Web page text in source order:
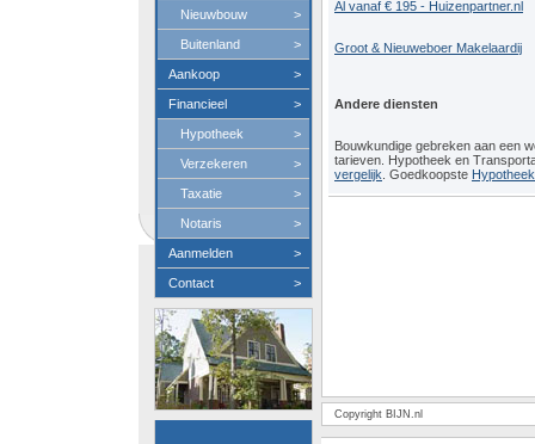
Nieuwbouw >
Buitenland >
Aankoop >
Financieel >
Hypotheek >
Verzekeren >
Taxatie >
Notaris >
Aanmelden >
Contact >
Al vanaf € 195 - Huizenpartner.nl
Groot & Nieuweboer Makelaardij
Andere diensten
Bouwkundige gebreken aan een
tarieven. Hypotheek en
vergelijk . Goedkoopste
Copyright BIJN.nl